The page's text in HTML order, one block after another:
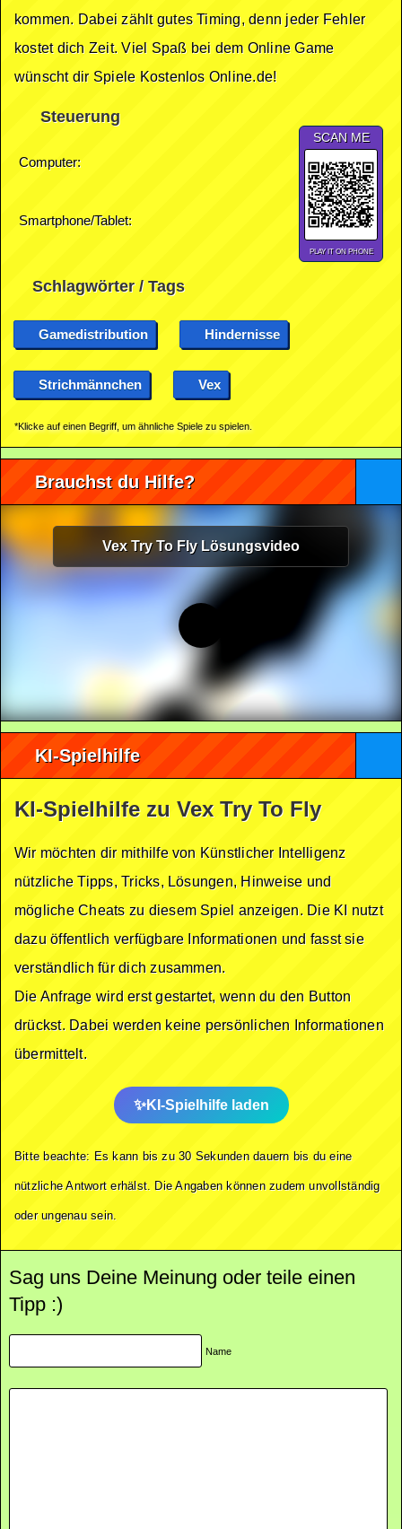
kommen. Dabei zählt gutes Timing, denn jeder Fehler
kostet dich Zeit. Viel Spaß bei dem Online Game
wünscht dir Spiele Kostenlos Online.de!
Steuerung
Computer:
Smartphone/Tablet:
SCAN ME
PLAY IT ON PHONE
Schlagwörter / Tags
Gamedistribution Hindernisse
Strichmännchen Vex
*Klicke auf einen Begriff, um ähnliche Spiele zu spielen.
Brauchst du Hilfe?
Vex Try To Fly Lösungsvideo
KI-Spielhilfe
KI-Spielhilfe zu Vex Try To Fly
Wir möchten dir mithilfe von Künstlicher Intelligenz
nützliche Tipps, Tricks, Lösungen, Hinweise und
mögliche Cheats zu diesem Spiel anzeigen. Die KI nutzt
dazu öffentlich verfügbare Informationen und fasst sie
verständlich für dich zusammen.
Die Anfrage wird erst gestartet, wenn du den Button
drückst. Dabei werden keine persönlichen Informationen
übermittelt.
KI-Spielhilfe laden
Bitte beachte: Es kann bis zu 30 Sekunden dauern bis du eine
nützliche Antwort erhälst. Die Angaben können zudem unvollständig
oder ungenau sein.
Sag uns Deine Meinung oder teile einen
Tipp :)
Name